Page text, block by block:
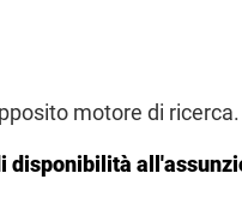
motore di ricerca.